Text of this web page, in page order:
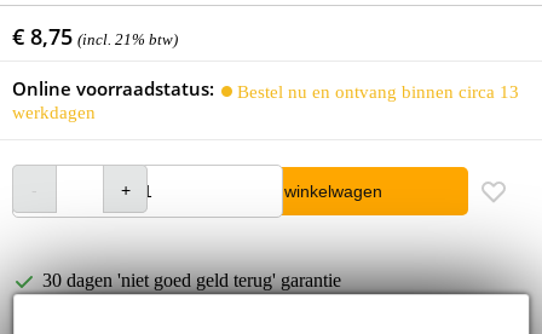
€ 8,75 (incl. 21% btw)
Online voorraadstatus:
Bestel nu en ontvang binnen circa 13
werkdagen
In winkelwagen
30 dagen 'niet goed geld terug' garantie